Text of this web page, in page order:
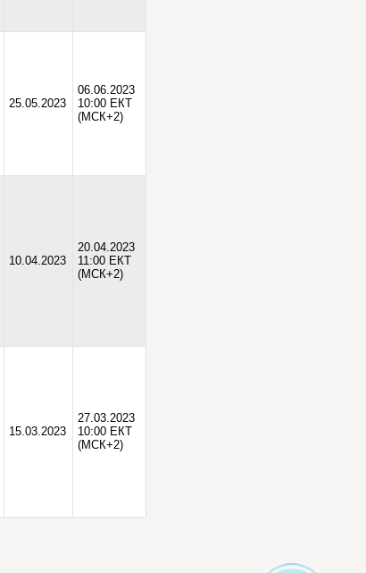
25.05.2023
06.06.2023
10:00 ЕКТ
(МСК+2)
10.04.2023
20.04.2023
11:00 ЕКТ
(МСК+2)
15.03.2023
27.03.2023
10:00 ЕКТ
(МСК+2)